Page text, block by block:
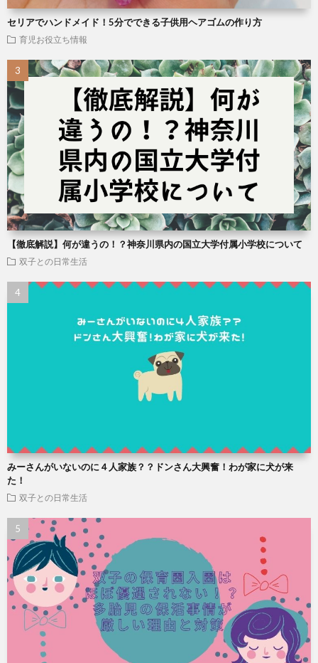
セリアでハンドメイド！5分でできる子供用ヘアゴムの作り方
育児お役立ち情報
【徹底解説】何が違うの！？神奈川県内の国立大学付属小学校について
双子との日常生活
みーさんがいないのに４人家族？？ドンさん大興奮！わが家に犬が来
た！
双子との日常生活